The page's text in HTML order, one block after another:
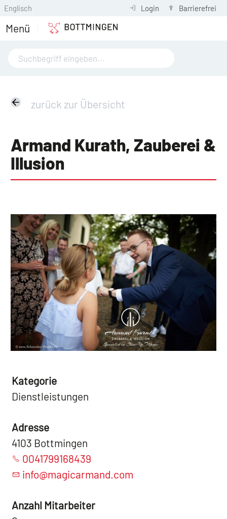
Englisch Login Barrierefrei
Menü
zurück zur Übersicht
Armand Kurath, Zauberei &
Illusion
Kategorie
Dienstleistungen
Adresse
4103 Bottmingen
0041799168439
info@magicarmand.com
Anzahl Mitarbeiter